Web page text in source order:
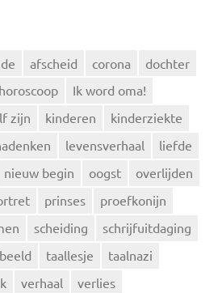
afscheid corona
dochter
horoscoop
Ik word oma!
zijn kinderen
kinderziekte
levensverhaal
liefde
nieuw begin oogst
overlijden
prinses
proefkonijn
scheiding
schrijfuitdaging
taallesje
taalnazi
verhaal
verlies